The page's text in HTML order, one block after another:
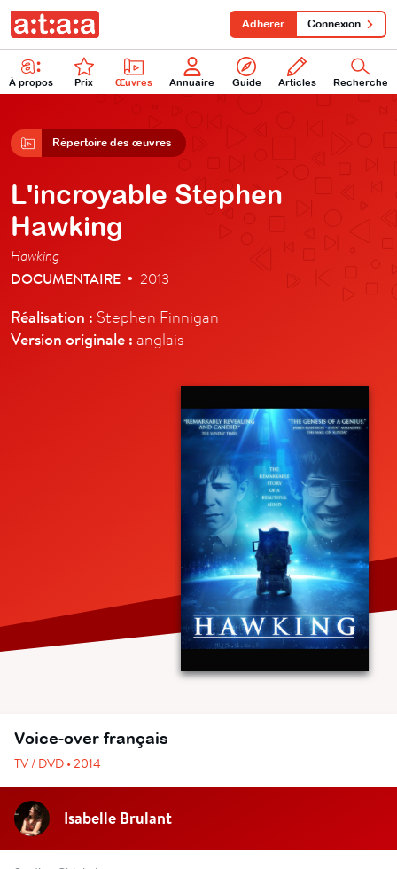
À propos Prix Œuvres Annuaire Guide Articles Recherche
Adhérer Connexion
Répertoire des œuvres
L'incroyable Stephen
Hawking
Hawking
DOCUMENTAIRE • 2013
Réalisation : Stephen Finnigan
Version originale : anglais
Voice-over français
TV / DVD • 2014
Isabelle Brulant